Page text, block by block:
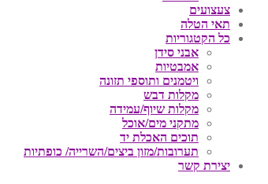
צעצועים
תאי הטלה
כל הקטגוריות
אבני סידן
אמבטיות
ויטמנים ותוספי תזונה
מקלות דבש
מקלות שיוף/עמידה
מתקני מים/אוכל
תוכים האכלת יד
תערובות/מזון ביצים/השרייה/ כופתיות
יצירת קשר